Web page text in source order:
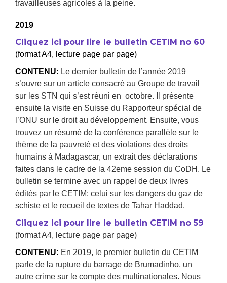
travailleuses agricoles à la peine.
2019
Cliquez ici pour lire le bulletin CETIM no 60
(format A4, lecture page par page)
CONTENU: Le dernier bulletin de l’année 2019
s’ouvre sur un article consacré au Groupe de travail
sur les STN qui s’est réuni en octobre. Il présente
ensuite la visite en Suisse du Rapporteur spécial de
l’ONU sur le droit au développement. Ensuite, vous
trouvez un résumé de la conférence parallèle sur le
thème de la pauvreté et des violations des droits
humains à Madagascar, un extrait des déclarations
faites dans le cadre de la 42eme session du CoDH. Le
bulletin se termine avec un rappel de deux livres
édités par le CETIM: celui sur les dangers du gaz de
schiste et le recueil de textes de Tahar Haddad.
Cliquez ici pour lire le bulletin CETIM no 59
(format A4, lecture page par page)
CONTENU: En 2019, le premier bulletin du CETIM
parle de la rupture du barrage de Brumadinho, un
autre crime sur le compte des multinationales. Nous